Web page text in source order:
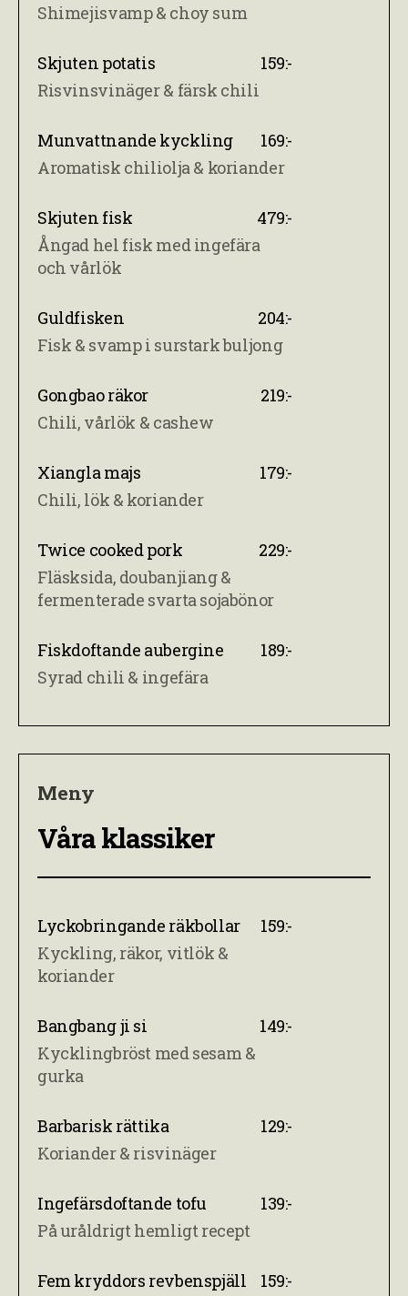
Shimejisvamp & choy sum
Skjuten potatis
159:-
Risvinsvinäger & färsk chili
Munvattnande kyckling
169:-
Aromatisk chiliolja & koriander
Skjuten fisk
479:-
Ångad hel fisk med ingefära
och vårlök
Guldfisken
204:-
Fisk & svamp i surstark buljong
Gongbao räkor
219:-
Chili, vårlök & cashew
Xiangla majs
179:-
Chili, lök & koriander
Twice cooked pork
229:-
Fläsksida, doubanjiang &
fermenterade svarta sojabönor
Fiskdoftande aubergine
189:-
Syrad chili & ingefära
Meny
Våra klassiker
Lyckobringande räkbollar
159:-
Kyckling, räkor, vitlök &
koriander
Bangbang ji si
149:-
Kycklingbröst med sesam &
gurka
Barbarisk rättika
129:-
Koriander & risvinäger
Ingefärsdoftande tofu
139:-
På uråldrigt hemligt recept
Fem kryddors revbenspjäll
159:-